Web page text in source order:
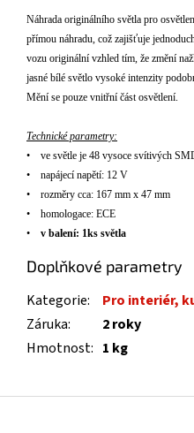
Náhrada originálního světla pro osvětlen
přímou náhradu, což zajišťuje
vozu originální vzhled tím, že změní na
jasné bílé světlo vysoké intenzity
Mění se pouze vnitřní část osvětlení.
Technické parametry:
• ve světle je 48 vysoce svítivých
• napájecí napětí: 12 V
• rozměry cca: 167 mm x 47 mm
• homologace: ECE
• v balení: 1ks světla
Doplňkové parametry
Kategorie:
Pro interiér,
Záruka:
2 roky
Hmotnost: 1 kg